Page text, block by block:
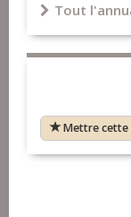
Tout
Mettre cette